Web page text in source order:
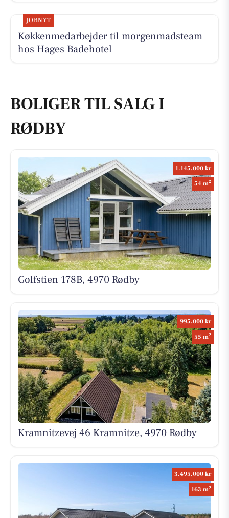
JOBNYT
Køkkenmedarbejder til morgenmadsteam
hos Hages Badehotel
BOLIGER TIL SALG I
RØDBY
1.145.000 kr
54 m2
Golfstien 178B, 4970 Rødby
995.000 kr
55 m2
Kramnitzevej 46 Kramnitze, 4970 Rødby
3.495.000 kr
163 m2